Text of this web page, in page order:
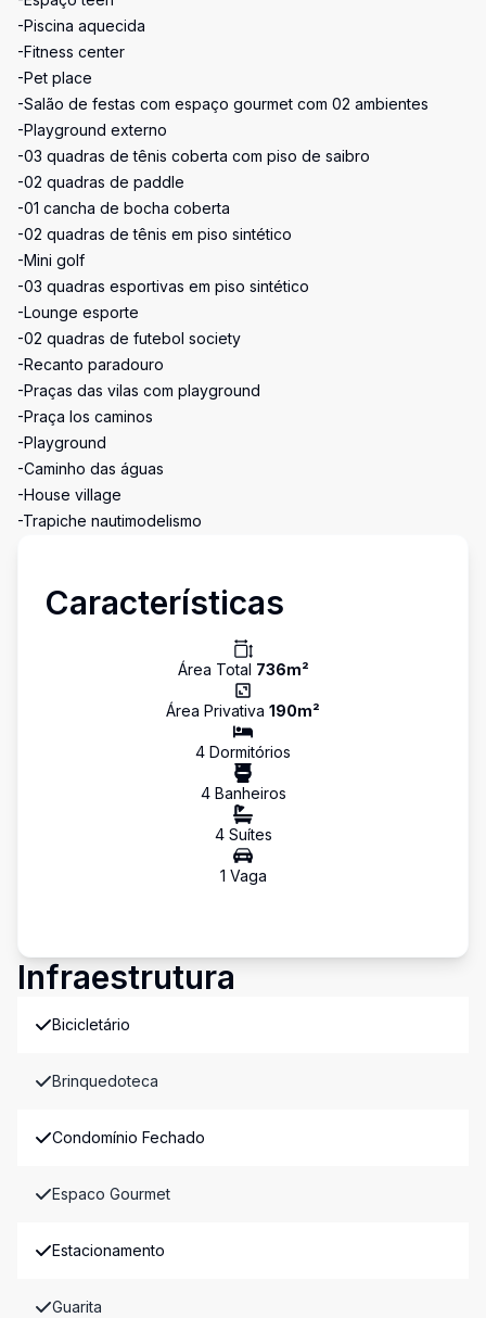
-Piscina aquecida
-Fitness center
-Pet place
-Salão de festas com espaço gourmet com 02 ambientes
-Playground externo
-03 quadras de tênis coberta com piso de saibro
-02 quadras de paddle
-01 cancha de bocha coberta
-02 quadras de tênis em piso sintético
-Mini golf
-03 quadras esportivas em piso sintético
-Lounge esporte
-02 quadras de futebol society
-Recanto paradouro
-Praças das vilas com playground
-Praça los caminos
-Playground
-Caminho das águas
-House village
-Trapiche nautimodelismo
Características
Área Total 736m²
Área Privativa 190m²
4 Dormitórios
4Banheiros
4Suítes
1 Vaga
Infraestrutura
Bicicletário
Brinquedoteca
Condomínio Fechado
Espaco Gourmet
Estacionamento
Guarita